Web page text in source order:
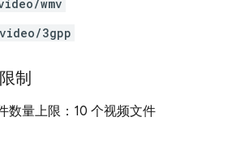
wmv
video/3gpp
制
数量上限：10 个视频文件